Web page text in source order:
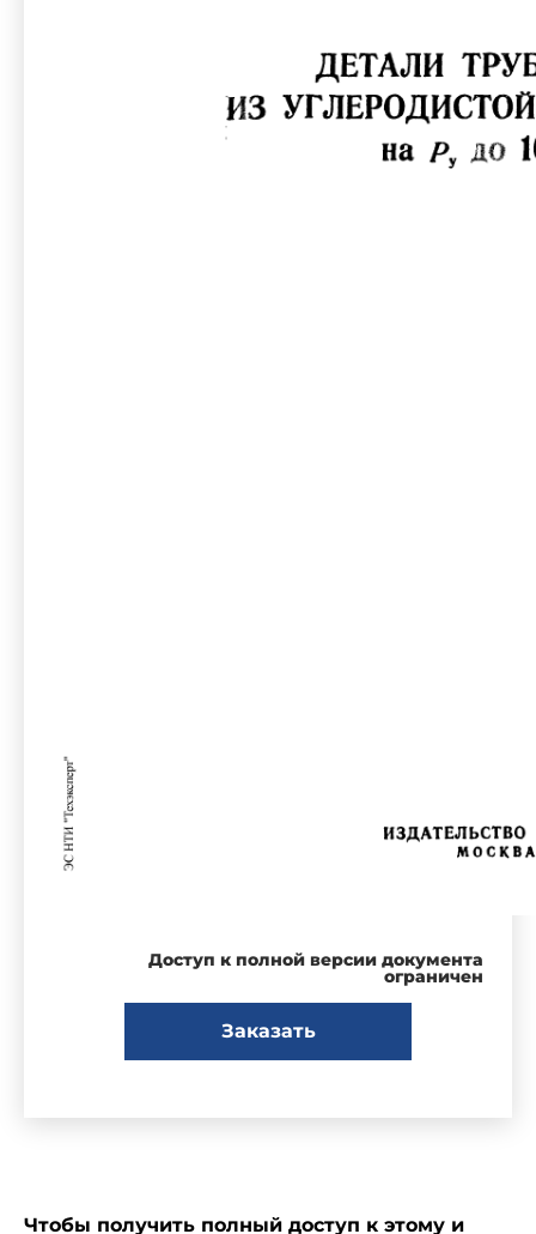
Доступ к полной версии документа
ограничен
Заказать
Чтобы получить полный доступ к этому и